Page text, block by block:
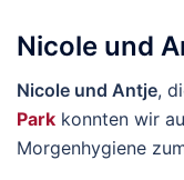
Nicole und
Nicole und Antje,
Park konnten wir
Morgenhygiene